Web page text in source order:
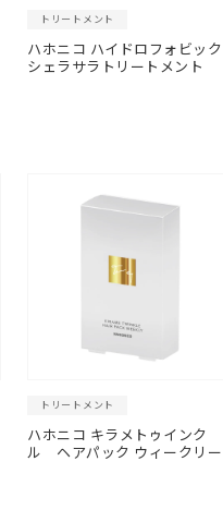
トリートメント
ハホニコ ハイドロフォビック
シェラサラトリートメント
トリートメント
ハホニコ キラメトゥインク
ル ヘアパック ウィークリー